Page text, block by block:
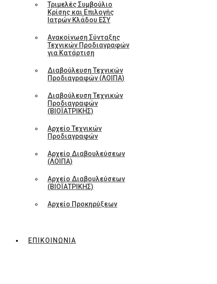
Τριμελές Συμβούλιο
Κρίσης και Επιλογής
Ιατρών Κλάδου ΕΣΥ
Ανακοίνωση Σύνταξης
Τεχνικών Προδιαγραφών
για Κατάρτιση
Διαβούλευση Τεχνικών
Προδιαγραφών (ΛΟΙΠΑ)
Διαβούλευση Τεχνικών
Προδιαγραφών
(ΒΙΟΪΑΤΡΙΚΗΣ)
Αρχείο Τεχνικών
Προδιαγραφών
Αρχείο Διαβουλεύσεων
(ΛΟΙΠΑ)
Αρχείο Διαβουλεύσεων
(ΒΙΟΪΑΤΡΙΚΗΣ)
Αρχείο Προκηρύξεων
ΕΠΙΚΟΙΝΩΝΙΑ